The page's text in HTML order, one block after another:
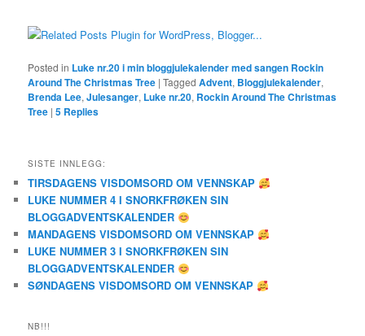
Posted in Luke nr.20 i min bloggjulekalender med sangen Rockin
Around The Christmas Tree |Tagged Advent, Bloggjulekalender,
Brenda Lee,Julesanger, Luke nr.20, Rockin Around The Christmas
Tree |5 Replies
SISTE INNLEGG:
TIRSDAGENS VISDOMSORD OM VENNSKAP
LUKE NUMMER 4 I SNORKFRØKEN SIN
BLOGGADVENTSKALENDER
MANDAGENS VISDOMSORD OM VENNSKAP
LUKE NUMMER 3 I SNORKFRØKEN SIN
BLOGGADVENTSKALENDER
SØNDAGENS VISDOMSORD OM VENNSKAP
NB!!!